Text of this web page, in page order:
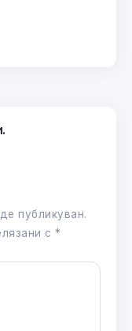
публикуван.
с *